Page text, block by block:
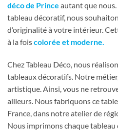
déco de Prince autant que
tableau décoratif, nous
d’originalité à votre intérieur.
à la foiscolorée et moderne.
Chez Tableau Déco, nous
tableaux décoratifs. Notre
artistique. Ainsi, vous ne
ailleurs. Nous fabriquons ce
France, dans notre atelier de
Nous imprimons chaque